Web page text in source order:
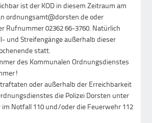
ist der KOD in diesem Zeitraum am
ordnungsamt@dorsten.de oder
Rufnummer 02362 66-3760. Natürlich
und Streifengänge außerhalb dieser
statt.
des Kommunalen Ordnungsdienstes
oder außerhalb der Erreichbarkeit
die Polizei Dorsten unter
im Notfall 110 und/oder die Feuerwehr 112